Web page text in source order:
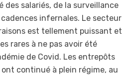
salariés, de la surveillance
infernales. Le secteur
est tellement puissant et
rares à ne pas avoir été
de Covid. Les entrepôts
continué à plein régime, au